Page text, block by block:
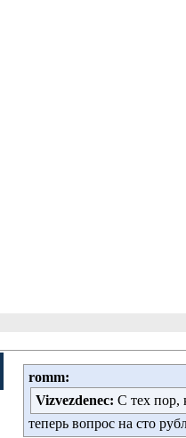
romm:
Vizvezdenec: С тех пор,
теперь вопрос на сто